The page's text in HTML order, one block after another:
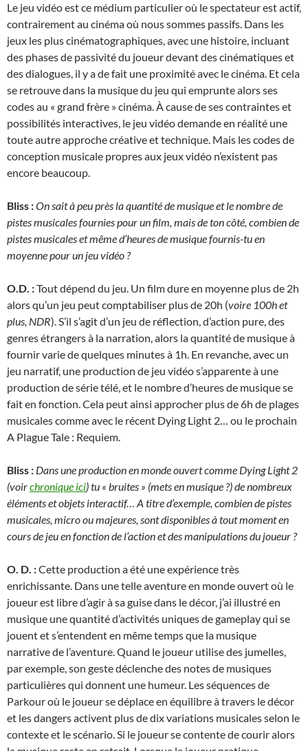
Le jeu vidéo est ce médium particulier où le spectateur est actif,
contrairement au cinéma où nous sommes passifs. Dans les
jeux les plus cinématographiques, avec une histoire, incluant
des phases de passivité du joueur devant des cinématiques et
des dialogues, il y a de fait une proximité avec le cinéma. Et cela
se retrouve dans la musique du jeu qui emprunte alors ses
codes au « grand frère » cinéma. À cause de ses contraintes et
possibilités interactives, le jeu vidéo demande en réalité une
toute autre approche créative et technique. Mais les codes de
conception musicale propres aux jeux vidéo n’existent pas
encore beaucoup.
Bliss :On sait à peu près la quantité de musique et le nombre de
pistes musicales fournies pour un film, mais de ton côté, combien de
pistes musicales et même d’heures de musique fournis-tu en
moyenne pour un jeu vidéo ?
O.D. :Tout dépend du jeu. Un film dure en moyenne plus de 2h
alors qu’un jeu peut comptabiliser plus de 20h (voire 100h et
plus, NDR). S’il s’agit d’un jeu de réflection, d’action pure, des
genres étrangers à la narration, alors la quantité de musique à
fournir varie de quelques minutes à 1h. En revanche, avec un
jeu narratif, une production de jeu vidéo s’apparente à une
production de série télé, et le nombre d’heures de musique se
fait en fonction. Cela peut ainsi approcher plus de 6h de plages
musicales comme avec le récent Dying Light 2… ou le prochain
A Plague Tale : Requiem.
Bliss : Dans une production en monde ouvert comme Dying Light 2
(voirchronique ici) tu « bruites » (mets en musique ?) de nombreux
éléments et objets interactif… A titre d’exemple, combien de pistes
musicales, micro ou majeures, sont disponibles à tout moment en
cours de jeu en fonction de l’action et des manipulations du joueur ?
O. D. :Cette production a été une expérience très
enrichissante. Dans une telle aventure en monde ouvert où le
joueur est libre d’agir à sa guise dans le décor, j’ai illustré en
musique une quantité d’activités uniques de gameplay qui se
jouent et s’entendent en même temps que la musique
narrative de l’aventure. Quand le joueur utilise des jumelles,
par exemple, son geste déclenche des notes de musiques
particulières qui donnent une humeur. Les séquences de
Parkour où le joueur se déplace en équilibre à travers le décor
et les dangers activent plus de dix variations musicales selon le
contexte et le scénario. Si le joueur se contente de courir alors